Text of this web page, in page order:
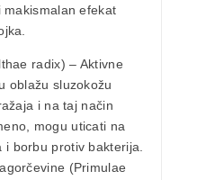
efekat
radix) – Aktivne
oblažu sluzokožu
i na taj način
mogu uticati na
i borbu protiv bakterija.
(Primulae